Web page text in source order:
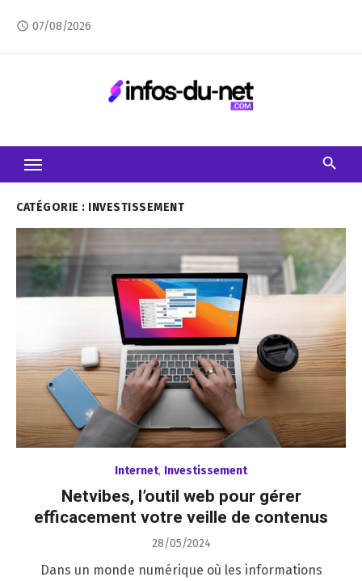
access_time 07/08/2026
CATÉGORIE : INVESTISSEMENT
Internet, Investissement
Netvibes, l’outil web pour gérer
efficacement votre veille de contenus
Posted
28/05/2024
Dans un monde numérique où les informations